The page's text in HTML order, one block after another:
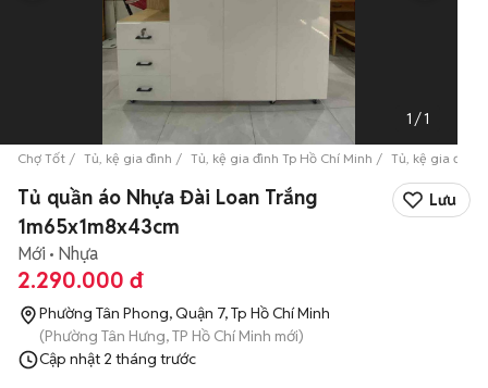
1 /1
Chợ Tốt Tủ, kệ gia đình Tủ, kệ gia đình Tp Hồ Chí Minh Tủ, kệ gia đình
Tủ quần áo Nhựa Đài Loan Trắng
1m65x1m8x43cm
Lưu
Mới Nhựa
2.290.000 đ
Phường Tân Phong, Quận 7, Tp Hồ Chí Minh
(Phường Tân Hưng, TP Hồ Chí Minh mới)
Cập nhật 2 tháng trước